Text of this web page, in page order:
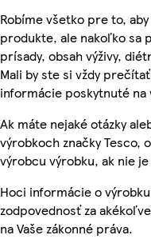
Robíme všetko pre to,
produkte, ale nakoľko sa
prísady, obsah výživy,
Mali by ste si vždy
informácie poskytnuté
Ak máte nejaké otázky
výrobkoch značky Tesco,
výrobcu výrobku, ak nie
Hoci informácie o
zodpovednosť za
na Vaše zákonné práva.